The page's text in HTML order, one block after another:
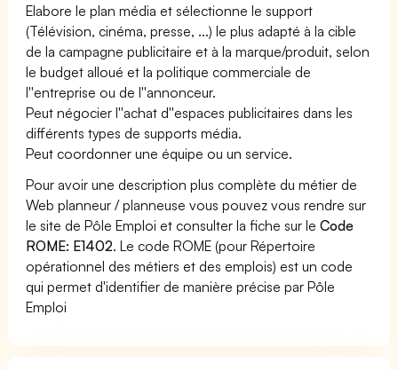
Elabore le plan média et sélectionne le support
(Télévision, cinéma, presse, ...) le plus adapté à la cible
de la campagne publicitaire et à la marque/produit, selon
le budget alloué et la politique commerciale de
l''entreprise ou de l''annonceur.
Peut négocier l''achat d''espaces publicitaires dans les
différents types de supports média.
Peut coordonner une équipe ou un service.
Pour avoir une description plus complète du métier de
Web planneur / planneuse vous pouvez vous rendre sur
le site de Pôle Emploi et consulter la fiche sur leCode
ROME: E1402. Le code ROME (pour Répertoire
opérationnel des métiers et des emplois) est un code
qui permet d'identifier de manière précise par Pôle
Emploi